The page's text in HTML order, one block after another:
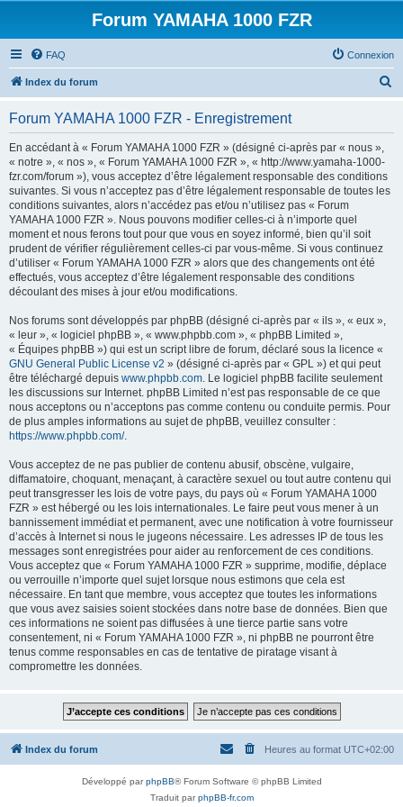
Forum YAMAHA 1000 FZR
FAQ Connexion
Index du forum
Forum YAMAHA 1000 FZR - Enregistrement
En accédant à « Forum YAMAHA 1000 FZR » (désigné ci-après par « nous »,
« notre », « nos », « Forum YAMAHA 1000 FZR », « http://www.yamaha-1000-
fzr.com/forum »), vous acceptez d’être légalement responsable des conditions
suivantes. Si vous n’acceptez pas d’être légalement responsable de toutes les
conditions suivantes, alors n’accédez pas et/ou n’utilisez pas « Forum
YAMAHA 1000 FZR ». Nous pouvons modifier celles-ci à n’importe quel
moment et nous ferons tout pour que vous en soyez informé, bien qu’il soit
prudent de vérifier régulièrement celles-ci par vous-même. Si vous continuez
d’utiliser « Forum YAMAHA 1000 FZR » alors que des changements ont été
effectués, vous acceptez d’être légalement responsable des conditions
découlant des mises à jour et/ou modifications.
Nos forums sont développés par phpBB (désigné ci-après par « ils », « eux »,
« leur », « logiciel phpBB », « www.phpbb.com », « phpBB Limited »,
« Équipes phpBB ») qui est un script libre de forum, déclaré sous la licence «
GNU General Public License v2 » (désigné ci-après par « GPL ») et qui peut
être téléchargé depuis www.phpbb.com. Le logiciel phpBB facilite seulement
les discussions sur Internet. phpBB Limited n’est pas responsable de ce que
nous acceptons ou n’acceptons pas comme contenu ou conduite permis. Pour
de plus amples informations au sujet de phpBB, veuillez consulter :
https://www.phpbb.com/.
Vous acceptez de ne pas publier de contenu abusif, obscène, vulgaire,
diffamatoire, choquant, menaçant, à caractère sexuel ou tout autre contenu qui
peut transgresser les lois de votre pays, du pays où « Forum YAMAHA 1000
FZR » est hébergé ou les lois internationales. Le faire peut vous mener à un
bannissement immédiat et permanent, avec une notification à votre fournisseur
d’accès à Internet si nous le jugeons nécessaire. Les adresses IP de tous les
messages sont enregistrées pour aider au renforcement de ces conditions.
Vous acceptez que « Forum YAMAHA 1000 FZR » supprime, modifie, déplace
ou verrouille n’importe quel sujet lorsque nous estimons que cela est
nécessaire. En tant que membre, vous acceptez que toutes les informations
que vous avez saisies soient stockées dans notre base de données. Bien que
ces informations ne soient pas diffusées à une tierce partie sans votre
consentement, ni « Forum YAMAHA 1000 FZR », ni phpBB ne pourront être
tenus comme responsables en cas de tentative de piratage visant à
compromettre les données.
Index du forum Heures au format UTC+02:00
Développé parphpBB® Forum Software © phpBB Limited
Traduit parphpBB-fr.com